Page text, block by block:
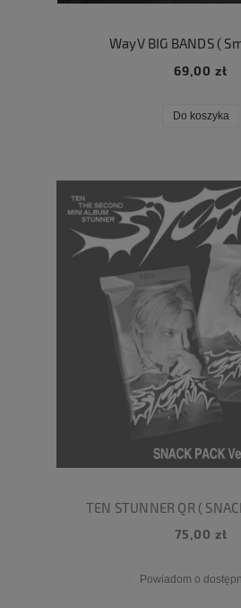
WayV BIG BANDS (
69,00 zł
Do koszyka
TEN STUNNER QR (
75,00 zł
Powiadom o